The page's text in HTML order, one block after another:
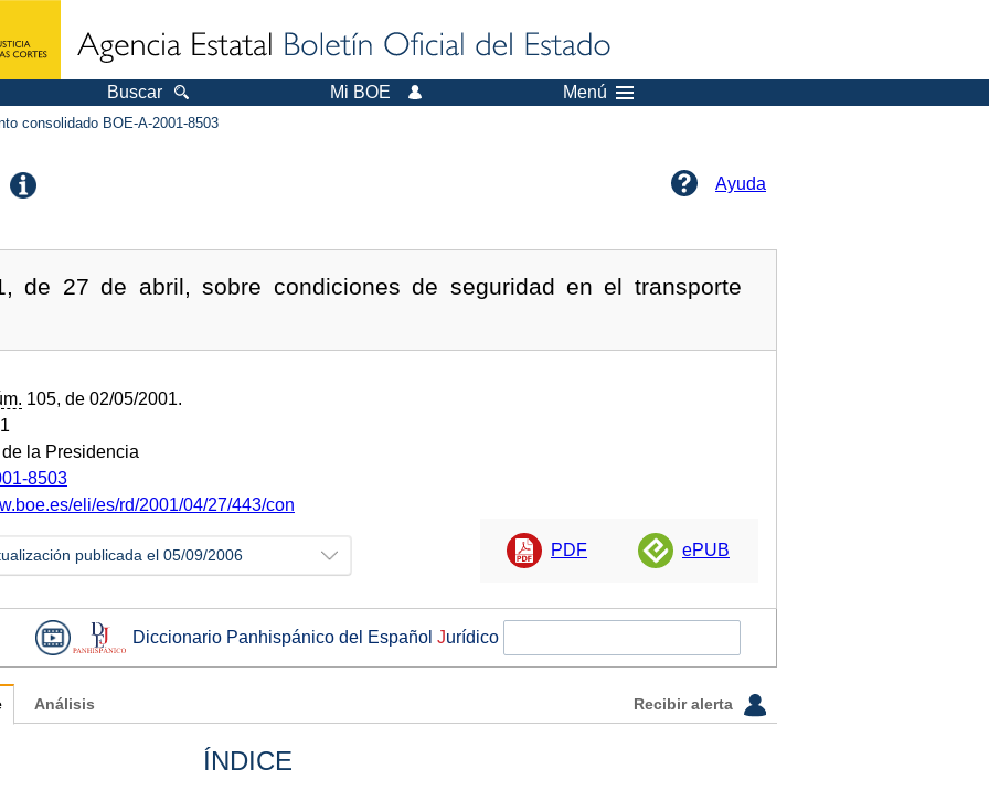
Buscar Mi BOE Menú
consolidado BOE-A-2001-8503
Ayuda
de 27 de abril, sobre condiciones de seguridad en el transporte
105, de 02/05/2001.
la Presidencia
8503
eli/es/rd/2001/04/27/443/con
publicada el 05/09/2006 PDF ePUB
Diccionario Panhispánico del Español Jurídico
Análisis Recibir alerta
ÍNDICE